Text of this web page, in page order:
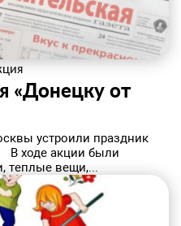
«Донецку от
устроили праздник
В ходе акции были
теплые вещи,...